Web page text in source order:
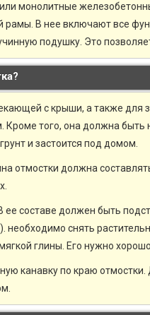
монолитные
рамы. В нее включают все
подушку. Это
с крыши, а также для
того, она должна быть
и застоится под домом.
отмостки должна
ее составе должен быть
необходимо снять
глины. Его нужно
канавку по краю